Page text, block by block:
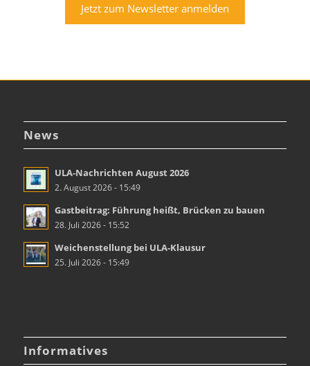
Jetzt zum Newsletter anmelden
News
ULA-Nachrichten August 2026
2. August 2026 - 15:49
Gastbeitrag: Führung heißt, Brücken zu bauen
28. Juli 2026 - 15:52
Weichenstellung bei ULA-Klausur
25. Juli 2026 - 15:49
Informatives